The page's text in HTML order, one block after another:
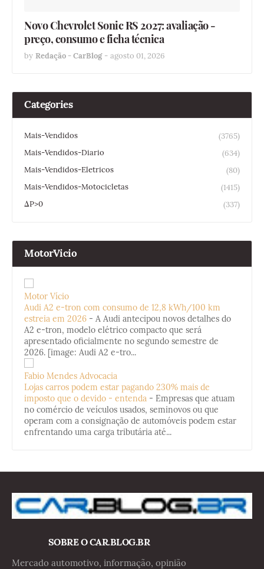
Novo Chevrolet Sonic RS 2027: avaliação -
preço, consumo e ficha técnica
by Redação - CarBlog - agosto 01, 2026
Categories
Mais-Vendidos
(3765)
Mais-Vendidos-Diario
(634)
Mais-Vendidos-Eletricos
(80)
Mais-Vendidos-Motocicletas
(1415)
ΔP>0
(337)
MotorVicio
Motor Vício
Audi A2 e-tron com consumo de 12,8 kWh/100 km
estreia em 2026 - A Audi antecipou novos detalhes do
A2 e-tron, modelo elétrico compacto que será
apresentado oficialmente no segundo semestre de
2026. [image: Audi A2 e-tro...
Fabio Mendes Advocacia
Lojas carros podem estar pagando 230% mais de
imposto que o devido - entenda - Empresas que atuam
no comércio de veículos usados, seminovos ou que
operam com a consignação de automóveis podem estar
enfrentando uma carga tributária até...
SOBRE O CAR.BLOG.BR
Mercado automotivo, informação, opinião